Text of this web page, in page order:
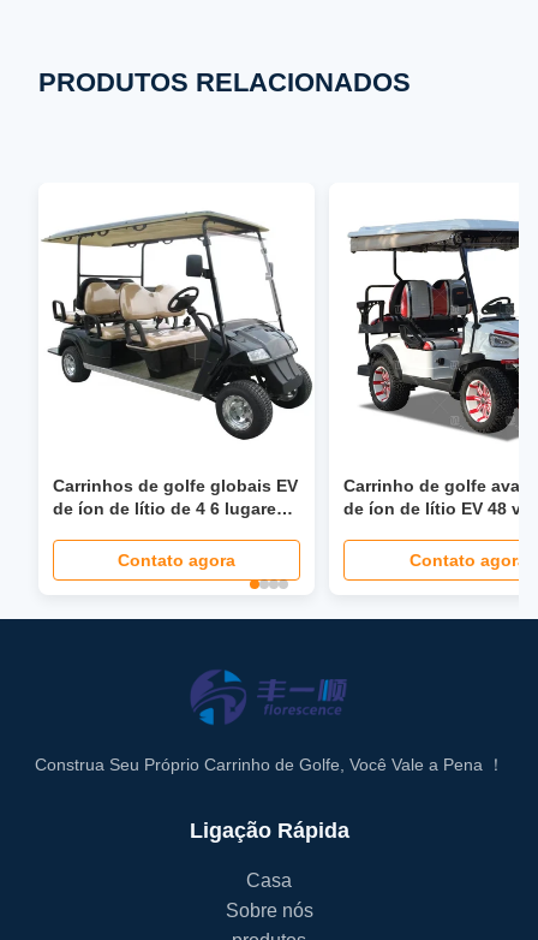
PRODUTOS RELACIONADOS
Carrinhos de golfe globais EV
de íon de lítio de 4 6 lugares
mph, assento dobrável, farol
LCD, tela LED
Contato agora
Carrinho de golfe
de íon de lítio EV 48
personalizadoContato agora
Construa Seu Próprio Carrinho de Golfe, Você Vale a Pena ！
Ligação Rápida
Casa
Sobre nós